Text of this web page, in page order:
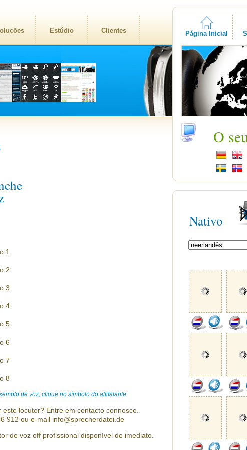
Estúdio Clientes Página Inicial
1
2
3
4
5
6
7
8
de voz, clique no símbolo do altifalante
locutor? Entre em contacto connosco.
912 ou e-mail info@sprecherdatei.de
de voz off profissional disponível de imediato.
O
Nativo